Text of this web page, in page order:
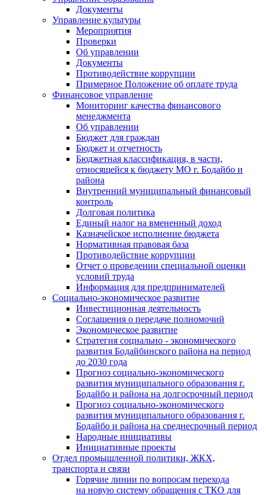
Документы
Управление культуры
Мероприятия
Проверки
Об управлении
Документы
Противодействие коррупции
Примерное Положение об оплате труда
Финансовое управление
Мониторинг качества финансового
менеджмента
Об управлении
Бюджет для граждан
Бюджет и отчетность
Бюджетная классификация, в части,
относящейся к бюджету МО г. Бодайбо и
района
Внутренний муниципальный финансовый
контроль
Долговая политика
Единый налог на вмененный доход
Казначейское исполнение бюджета
Нормативная правовая база
Противодействие коррупции
Отчет о проведении специальной оценки
условий труда
Информация для предпринимателей
Социально-экономическое развитие
Инвестиционная деятельность
Соглашения о передаче полномочий
Экономическое развитие
Стратегия социально - экономического
развития Бодайбинского района на период
до 2030 года
Прогноз социально-экономического
развития муниципального образования г.
Бодайбо и района на долгосрочный период
Прогноз социально-экономического
развития муниципального образования г.
Бодайбо и района на среднесрочный период
Народные инициативы
Инициативные проекты
Отдел промышленной политики, ЖКХ,
транспорта и связи
Горячие линии по вопросам перехода
на новую систему обращения с ТКО для